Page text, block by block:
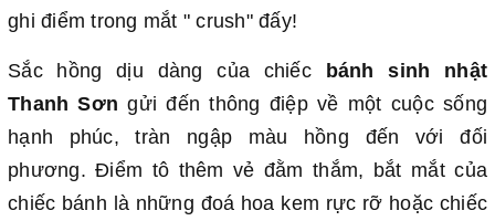
ghi điểm trong mắt " crush" đấy!
Sắc hồng dịu dàng của chiếc bánh sinh nhật
Thanh Sơngửi đến thông điệp về một cuộc sống
hạnh phúc, tràn ngập màu hồng đến với đối
phương. Điểm tô thêm vẻ đằm thắm, bắt mắt của
chiếc bánh là những đoá hoa kem rực rỡ hoặc chiếc